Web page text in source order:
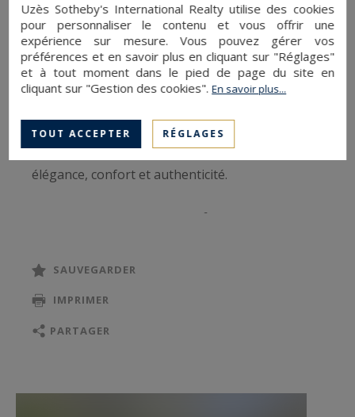
Chargée d’histoire, cette demeure en pierre a été
entièrement réhabilitée avec un soin particulier
afin de préserver son âme et son architecture
contemporaines haut de gamme. L’ensemble
offre aujourd’hui un subtil équilibre entre
élégance, confort et authenticité.
Développant plus de 1 100 m² habitables
de vastes espaces de réception aux atmosphères
ainsi qu’une bibliothèque chaleureuse. Les
volumes généreux et la qualité des matériaux
SAUVEGARDER
IMPRIMER
PARTAGER
Uzès Sotheby's International Realty utilise des cookies
pour personnaliser le contenu et vous offrir une
expérience sur mesure. Vous pouvez gérer vos
préférences et en savoir plus en cliquant sur "Réglages"
et à tout moment dans le pied de page du site en
cliquant sur "Gestion des cookies".En savoir plus...
TOUT ACCEPTER RÉGLAGES